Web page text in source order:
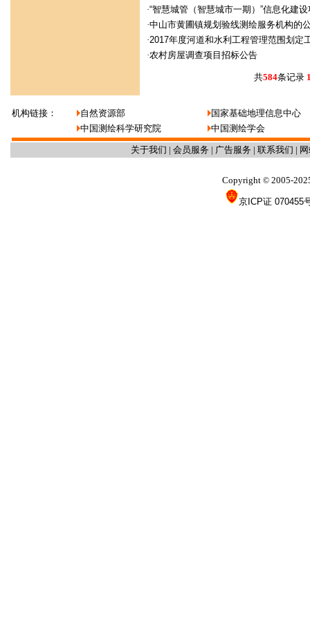
·“智慧城管（智慧城市一期）”信息化建
·中山市黄圃镇规划验线测绘服务机构的
·2017年度河道和水利工程管理范围划定
·农村房屋调查项目招标公告
共584条记录
机构链接： 自然资源部
国家基础地理信息中心
中国测绘科学研究院
中国测绘学会
关于我们 | 会员服务 | 广告服务 | 联系我们 |
Copyright © 2005-
京ICP证 070455